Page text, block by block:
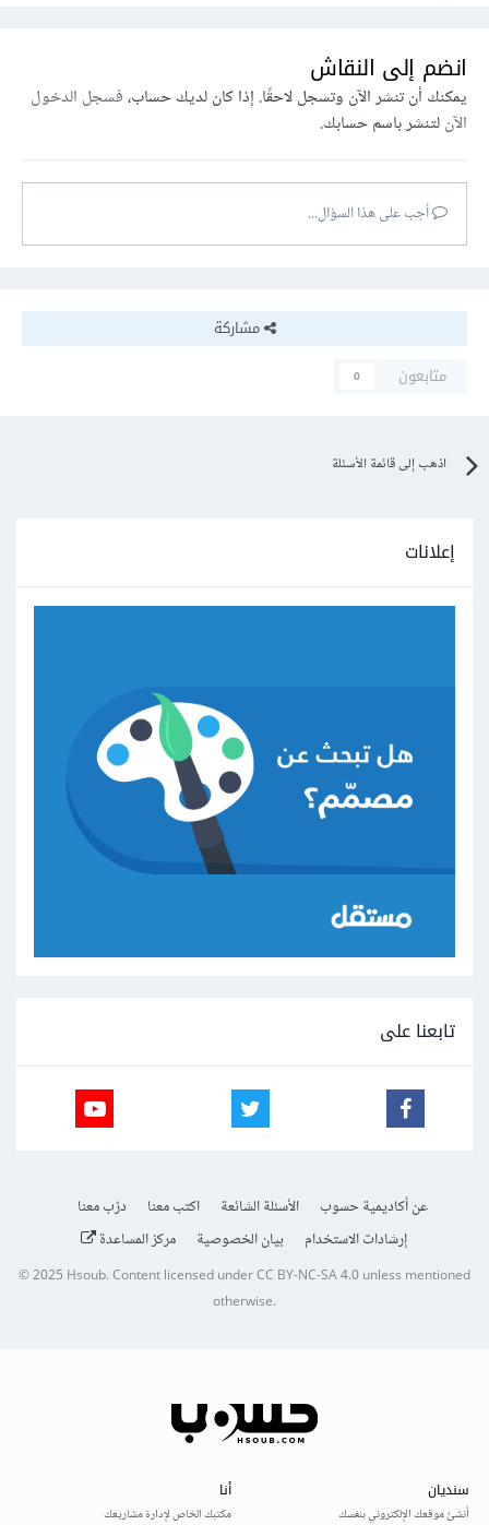
انضم إلى النقاش
يمكنك أن تنشر الآن وتسجل لاحقًا. إذا كان لديك حساب،فسجل الدخول
الآنلتنشر باسم حسابك.
أجب على هذا السؤال...
مشاركة
متابعون
0
اذهب إلى قائمة الأسئلة
إعلانات
تابعنا على
عن أكاديمية حسوب الأسئلة الشائعة اكتب معنا
درّب معنا
إرشادات الاستخدام
بيان الخصوصية مركز المساعدة
© 2025Hsoub.Content licensed underCC BY-NC-SA 4.0unless mentioned
otherwise.